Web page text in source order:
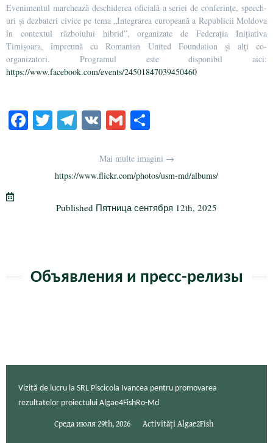
Evenimentul marchează deschiderea oficială a seriei de conferințe, speech-
uri și dezbateri civice pe tema „Integrarea europeană a Republicii Moldova
în contextul războiului hibrid”, organizate de Federația Inițiativa
Timișoara, împreună cu Romanian United Foundation și alți co-
organizatori. Programul este disponibil aici:
https://www.facebook.com/events/24501847039450460
Fa T
r
Te
a
m
V G
ailр
а
в
и
Mai multe imagini →
https://www.flickr.com/photos/usm-md/albums/
Published Пятница сентября 12th, 2025
Объявления и пресс-релизы
Vizită de lucru la SRL Piscicola Ivancea pentru promovarea
rezultatelor proiectului Algae4FishRo-Md
Среда июля 29th, 2026 Activități Algae2Fish